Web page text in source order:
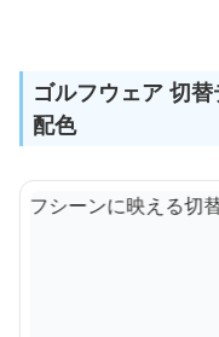
ゴルフウェア 切
配色